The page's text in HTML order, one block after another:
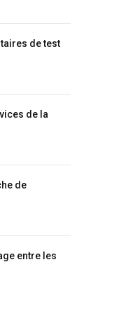
de test
de la
de
entre les